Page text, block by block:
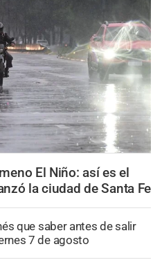
El Niño: así es el
la ciudad de Santa Fe
que saber antes de salir
7 de agosto